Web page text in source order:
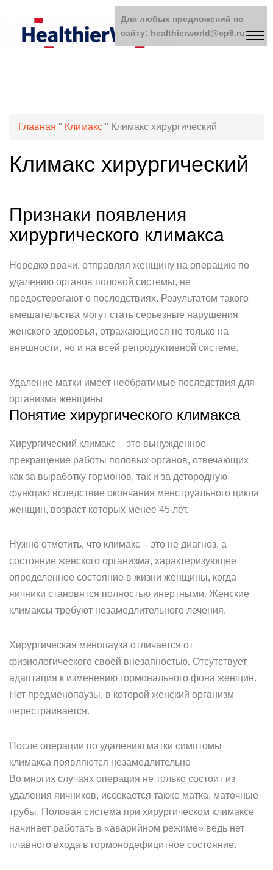
Главная " Климакс " Климакс хирургический
Климакс хирургический
Признаки появления
хирургического климакса
Нередко врачи, отправляя женщину на операцию по
удалению органов половой системы, не
предостерегают о последствиях. Результатом такого
вмешательства могут стать серьезные нарушения
женского здоровья, отражающиеся не только на
внешности, но и на всей репродуктивной системе.
Удаление матки имеет необратимые последствия для
организма женщины
Понятие хирургического климакса
Хирургический климакс – это вынужденное
прекращение работы половых органов, отвечающих
как за выработку гормонов, так и за детородную
функцию вследствие окончания менструального цикла
женщин, возраст которых менее 45 лет.
Нужно отметить, что климакс – это не диагноз, а
состояние женского организма, характеризующее
определенное состояние в жизни женщины, когда
яичники становятся полностью инертными. Женские
климаксы требуют незамедлительного лечения.
Хирургическая менопауза отличается от
физиологического своей внезапностью. Отсутствует
адаптация к изменению гормонального фона женщин.
Нет предменопаузы, в которой женский организм
перестраивается.
После операции по удалению матки симптомы
климакса появляются незамедлительно
Во многих случаях операция не только состоит из
удаления яичников, иссекается также матка, маточные
трубы. Половая система при хирургическом климаксе
начинает работать в «аварийном режиме» ведь нет
плавного входа в гормонодефицитное состояние.
Для любых предложений по
сайту: healthierworld@cp9.ru